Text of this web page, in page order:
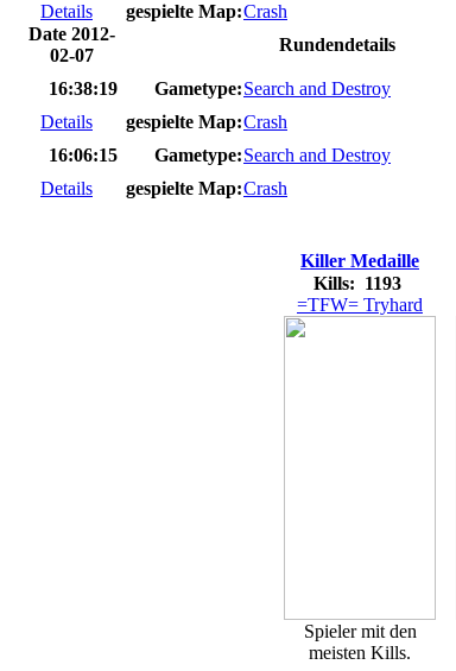
Details
gespielte Map:Crash
Date 2012-
02-07
Rundendetails
16:38:19 Gametype:Search and Destroy
Details
gespielte Map:Crash
16:06:15
Gametype:Search and Destroy
Details
gespielte Map:Crash
Killer Medaille
Kills: 1193
=TFW= Tryhard
Spieler mit den
meisten Kills.